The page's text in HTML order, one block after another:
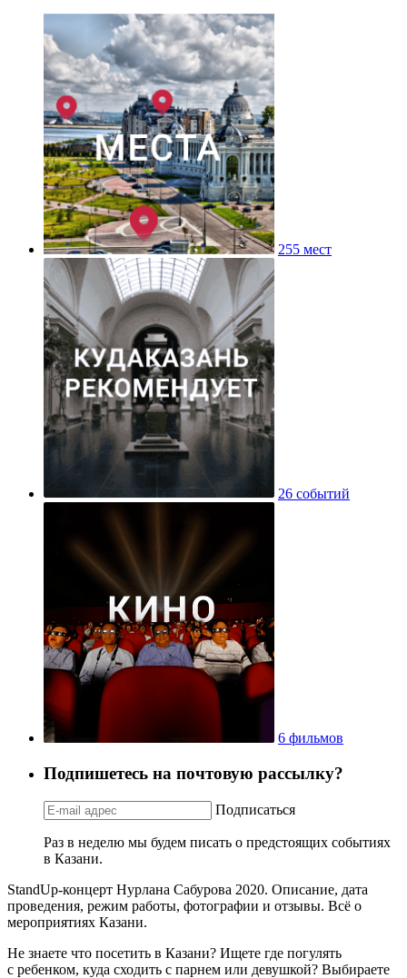
255 мест
26 событий
6 фильмов
Подпишетесь на почтовую рассылку?
Подписаться
Раз в неделю мы будем писать о предстоящих событиях
в Казани.
StandUp-концерт Нурлана Сабурова 2020. Описание, дата
проведения, режим работы, фотографии и отзывы. Всё о
мероприятиях Казани.
Не знаете что посетить в Казани? Ищете где погулять
с ребенком, куда сходить с парнем или девушкой? Выбираете